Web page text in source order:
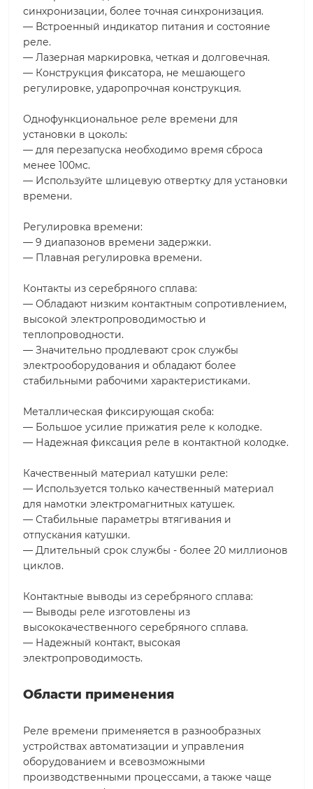
синхронизации, более точная синхронизация.
— Встроенный индикатор питания и состояние
реле.
— Лазерная маркировка, четкая и долговечная.
— Конструкция фиксатора, не мешающего
регулировке, ударопрочная конструкция.
Однофункциональное реле времени для
установки в цоколь:
— для перезапуска необходимо время сброса
менее 100мс.
— Используйте шлицевую отвертку для установки
времени.
Регулировка времени:
— 9 диапазонов времени задержки.
— Плавная регулировка времени.
Контакты из серебряного сплава:
— Обладают низким контактным сопротивлением,
высокой электропроводимостью и
теплопроводности.
— Значительно продлевают срок службы
электрооборудования и обладают более
стабильными рабочими характеристиками.
Металлическая фиксирующая скоба:
— Большое усилие прижатия реле к колодке.
— Надежная фиксация реле в контактной колодке.
Качественный материал катушки реле:
— Используется только качественный материал
для намотки электромагнитных катушек.
— Стабильные параметры втягивания и
отпускания катушки.
— Длительный срок службы - более 20 миллионов
циклов.
Контактные выводы из серебряного сплава:
— Выводы реле изготовлены из
высококачественного серебряного сплава.
— Надежный контакт, высокая
электропроводимость.
Области применения
Реле времени применяется в разнообразных
устройствах автоматизации и управления
оборудованием и всевозможными
производственными процессами, а также чаще